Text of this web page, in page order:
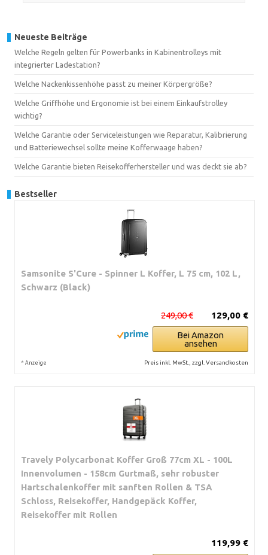
Neueste Beiträge
Welche Regeln gelten für Powerbanks in Kabinentrolleys mit
integrierter Ladestation?
Welche Nackenkissenhöhe passt zu meiner Körpergröße?
Welche Griffhöhe und Ergonomie ist bei einem Einkaufstrolley
wichtig?
Welche Garantie oder Serviceleistungen wie Reparatur, Kalibrierung
und Batteriewechsel sollte meine Kofferwaage haben?
Welche Garantie bieten Reisekofferhersteller und was deckt sie ab?
Bestseller
Samsonite S'Cure - Spinner L Koffer, L 75 cm, 102 L,
Schwarz (Black)
129,00 €
249,00 €
Bei Amazon
ansehen
* Anzeige Preis inkl. MwSt., zzgl. Versandkosten
Travely Polycarbonat Koffer Groß 77cm XL - 100L
Innenvolumen - 158cm Gurtmaß, sehr robuster
Hartschalenkoffer mit sanften Rollen & TSA
Schloss, Reisekoffer, Handgepäck Koffer,
Reisekoffer mit Rollen
119,99 €